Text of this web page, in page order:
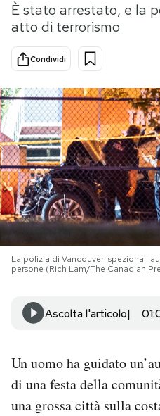
Scienza
Economia
PODCAST
NEWSLETTER
I MIEI PREFERITI
CALENDARIO
AREA PERSONALE
Area Personale
È stato arrestato, e la
atto di terrorismo
Condividi
La polizia di Vancouver ispeziona
persone (Rich Lam/The Canadian
Ascolta l'articolo
Un uomo ha guidato
di una festa della
una grossa città sulla